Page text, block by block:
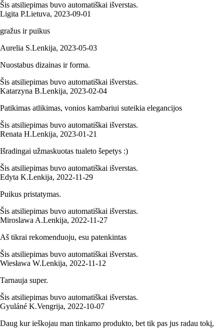
Šis atsiliepimas buvo automatiškai išverstas.
Ligita P.Lietuva, 2023‑09‑01
gražus ir puikus
Aurelia S.Lenkija, 2023‑05‑03
Nuostabus dizainas ir forma.
Šis atsiliepimas buvo automatiškai išverstas.
Katarzyna B.Lenkija, 2023‑02‑04
Patikimas atlikimas, vonios kambariui suteikia elegancijos
Šis atsiliepimas buvo automatiškai išverstas.
Renata H.Lenkija, 2023‑01‑21
Išradingai užmaskuotas tualeto šepetys :)
Šis atsiliepimas buvo automatiškai išverstas.
Edyta K.Lenkija, 2022‑11‑29
Puikus pristatymas.
Šis atsiliepimas buvo automatiškai išverstas.
Miroslawa A.Lenkija, 2022‑11‑27
Aš tikrai rekomenduoju, esu patenkintas
Šis atsiliepimas buvo automatiškai išverstas.
Wiesława W.Lenkija, 2022‑11‑12
Tarnauja super.
Šis atsiliepimas buvo automatiškai išverstas.
Gyuláné K.Vengrija, 2022‑10‑07
Daug kur ieškojau man tinkamo produkto, bet tik pas jus radau tokį,